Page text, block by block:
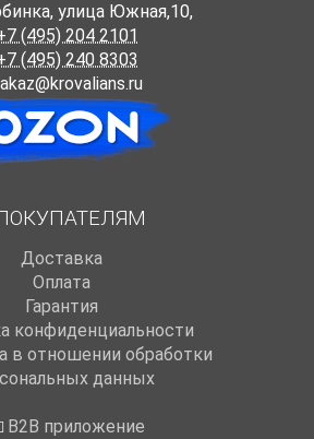
улица Южная,10,
(495) 204 2101
(495) 240 8303
Доставка
Оплата
Гарантия
конфиденциальности
в отношении обработки
данных
B2B приложение